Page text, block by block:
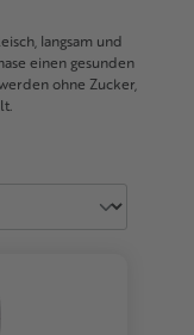
langsam und
einen gesunden
ohne Zucker,